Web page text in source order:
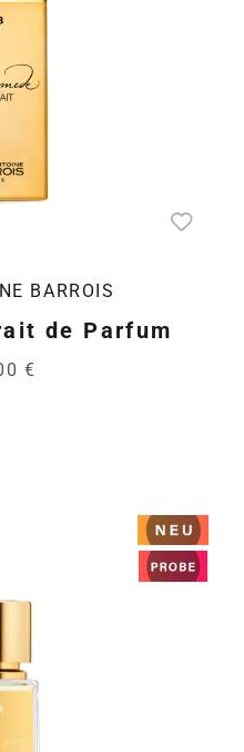
BARROIS
de Parfum
€